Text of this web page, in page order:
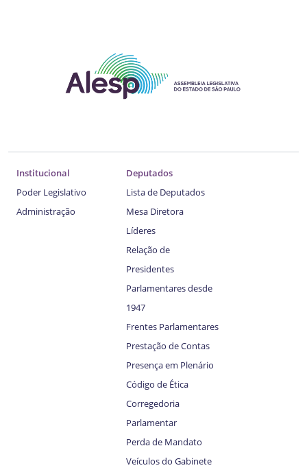
Institucional
Poder Legislativo
Administração
Deputados
Lista de Deputados
Mesa Diretora
Líderes
Relação de
Presidentes
Parlamentares desde
1947
Frentes Parlamentares
Prestação de Contas
Presença em Plenário
Código de Ética
Corregedoria
Parlamentar
Perda de Mandato
Veículos do Gabinete